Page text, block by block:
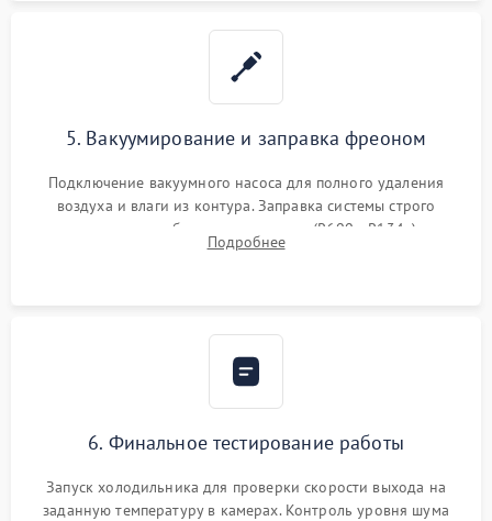
5. Вакуумирование и заправка фреоном
Подключение вакуумного насоса для полного удаления
воздуха и влаги из контура. Заправка системы строго
дозированным объемом хладагента (R600a, R134a) по
электронным весам. Контроль рабочего давления в системе.
Подробнее
6. Финальное тестирование работы
Запуск холодильника для проверки скорости выхода на
заданную температуру в камерах. Контроль уровня шума